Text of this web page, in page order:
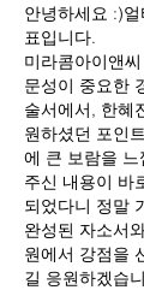
안녕하세요 :)
표입니다.
미라콤아이앤
문성이 중요한
술서에서, 한혜
원하셨던 포인
에 큰 보람을
주신 내용이 바
되었다니 정말
완성된 자소서
원에서 강점을
길 응원하겠습